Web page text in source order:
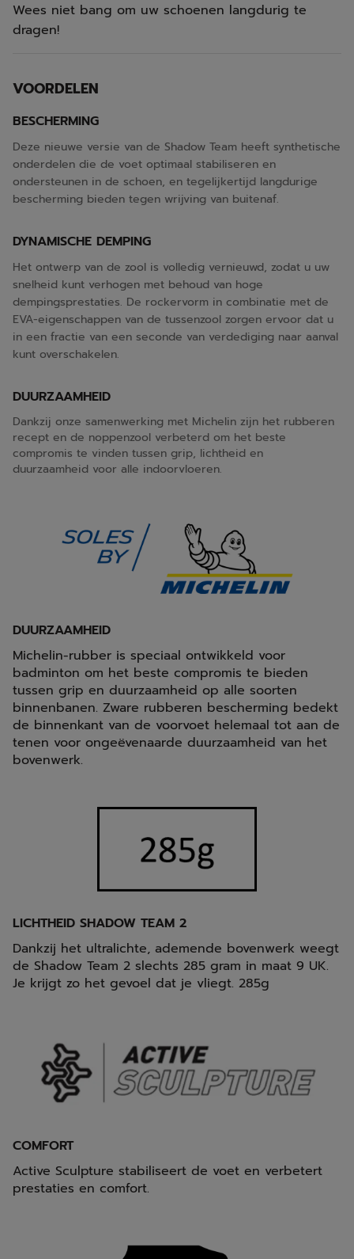
Wees niet bang om uw schoenen langdurig te
dragen!
VOORDELEN
BESCHERMING
Deze nieuwe versie van de Shadow Team heeft synthetische
onderdelen die de voet optimaal stabiliseren en
ondersteunen in de schoen, en tegelijkertijd langdurige
bescherming bieden tegen wrijving van buitenaf.
DYNAMISCHE DEMPING
Het ontwerp van de zool is volledig vernieuwd, zodat u uw
snelheid kunt verhogen met behoud van hoge
dempingsprestaties. De rockervorm in combinatie met de
EVA-eigenschappen van de tussenzool zorgen ervoor dat u
in een fractie van een seconde van verdediging naar aanval
kunt overschakelen.
DUURZAAMHEID
Dankzij onze samenwerking met Michelin zijn het rubberen
recept en de noppenzool verbeterd om het beste
compromis te vinden tussen grip, lichtheid en
duurzaamheid voor alle indoorvloeren.
DUURZAAMHEID
Michelin-rubber is speciaal ontwikkeld voor
badminton om het beste compromis te bieden
tussen grip en duurzaamheid op alle soorten
binnenbanen. Zware rubberen bescherming bedekt
de binnenkant van de voorvoet helemaal tot aan de
tenen voor ongeëvenaarde duurzaamheid van het
bovenwerk.
LICHTHEID SHADOW TEAM 2
Dankzij het ultralichte, ademende bovenwerk weegt
de Shadow Team 2 slechts 285 gram in maat 9 UK.
Je krijgt zo het gevoel dat je vliegt. 285g
COMFORT
Active Sculpture stabiliseert de voet en verbetert
prestaties en comfort.